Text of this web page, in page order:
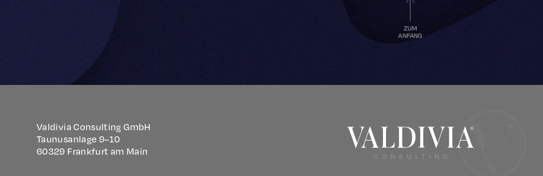
ZUM
ANFANG
Valdivia Consulting GmbH
Taunusanlage 9–10
60329 Frankfurt am Main